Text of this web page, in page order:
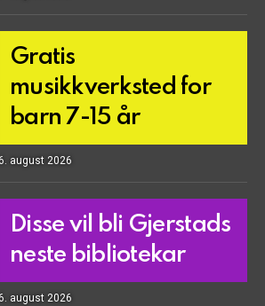
Gratis
musikkverksted for
barn 7-15 år
6. august 2026
Disse vil bli Gjerstads
neste bibliotekar
6. august 2026